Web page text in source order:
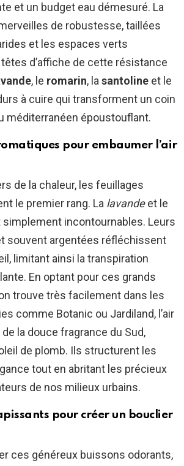
et un budget eau démesuré. La
de robustesse, taillées
et les espaces verts
d’affiche de cette résistance
, le romarin, lasantoline et le
à cuire qui transforment un coin
méditerranéen époustouflant.
pour embaumer l’air
de la chaleur, les feuillages
le premier rang. La lavandeet le
incontournables. Leurs
souvent argentées réfléchissent
limitant ainsi la transpiration
En optant pour ces grands
trouve très facilement dans les
comme Botanic ou Jardiland, l’air
la douce fragrance du Sud,
de plomb. Ils structurent les
tout en abritant les précieux
de nos milieux urbains.
pour créer un bouclier
ces généreux buissons odorants,